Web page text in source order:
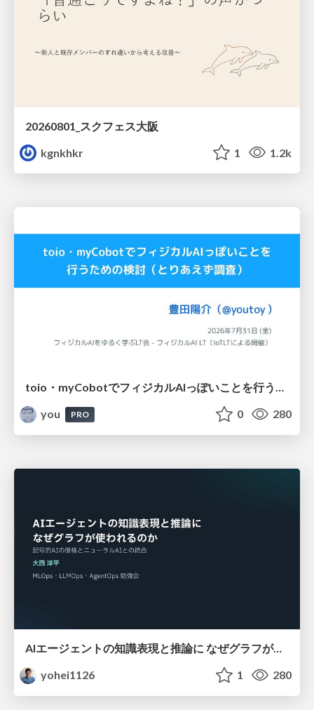
20260801_スクフェス大阪
kgnkhkr
1 1.2k
toio・myCobotでフィジカルAIっぽいことを行うための検討（とりあえず調査） / フィジカルAI LT（IoTLTによる開催）
you
PRO 0 280
AIエージェントの知識表現と推論に なぜグラフが使われるのか - 記号的AIの復権とニューラルAIとの統合
yohei1126
1 280